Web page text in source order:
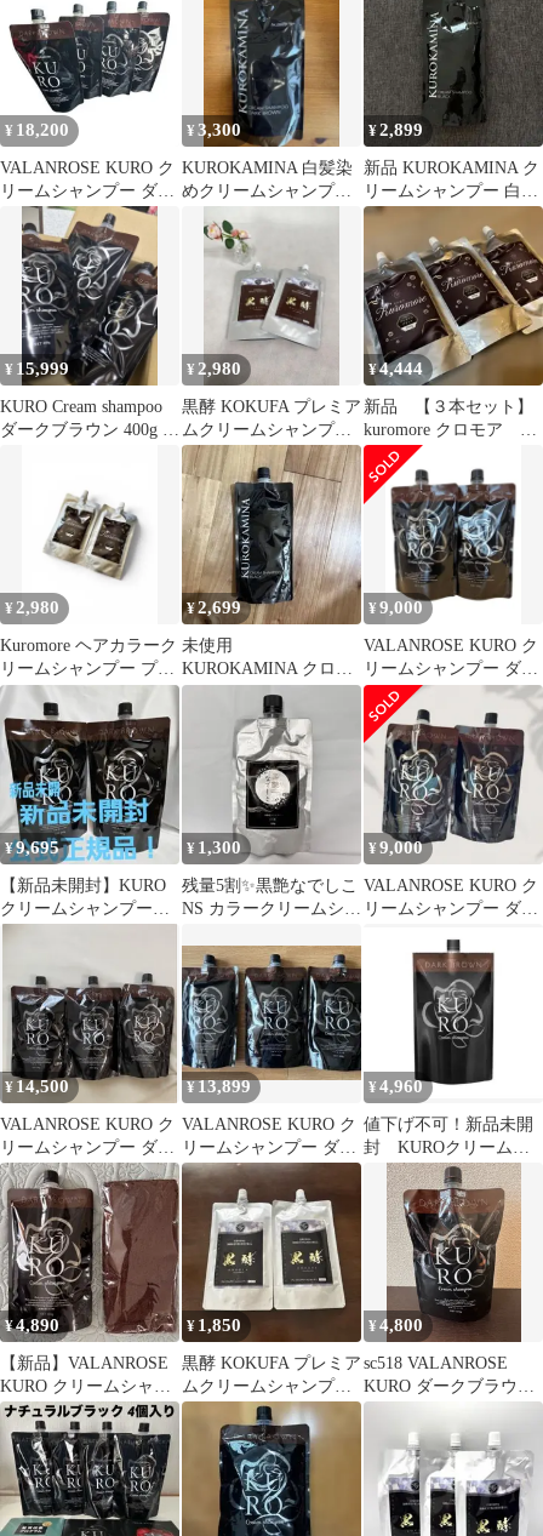
¥ 18,200
VALANROSE KURO ク
リームシャンプー ダー
クブラウン 4個セット
¥3,300
KUROKAMINA 白髪染
めクリームシャンプー
¥2,899
新品 KUROKAMINA ク
リームシャンプー 白髪
用 ブラック 300g
¥ 15,999
KURO Cream shampoo
ダークブラウン 400g 3
¥ 2,980
黒酵 KOKUFA プレミア
ムクリームシャンプー
2個セット
¥4,444
新品 【３本セット】
kuromore クロモア シ
ャンプー プレミアム
ブラック
¥2,980
Kuromore ヘアカラーク
リームシャンプー プレ
ミアムブラック 2個
¥2,699
未使用
KUROKAMINA クロカ
ミナ クリームシャンプ
ー ブラック 300g
¥9,000
VALANROSE KURO ク
リームシャンプー ダー
クブラウン 2個セット
¥9,695
【新品未開封】KURO
クリームシャンプー
¥ 1,300
残量5割✨️黒艶なでしこ
NS カラークリームシャ
¥9,000
VALANROSE KURO ク
リームシャンプー ダー
¥ 14,500
VALANROSE KURO ク
リームシャンプー ダー
クブラウン 3個セット
¥13,899
VALANROSE KURO ク
リームシャンプー ダー
クブラウン 3個セット
¥ 4,960
値下げ不可！新品未開
封 KUROクリームシ
ャンプー 400g ダークブ
ラウン
¥4,890
【新品】VALANROSE
KURO クリームシャン
プー ダークブラウン・
タオル
¥ 1,850
黒酵 KOKUFA プレミア
ムクリームシャンプー
白髪用 2個セット
¥4,800
sc518 VALANROSE
KURO ダークブラウン
クリームシャンプー